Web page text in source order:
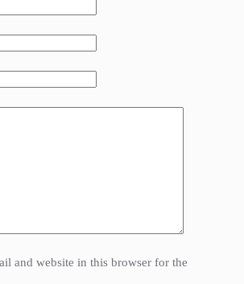
and website in this browser for the